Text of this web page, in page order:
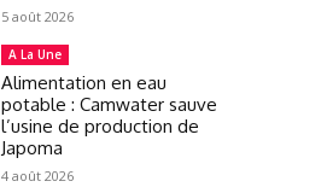
5 août 2026
A La Une
Alimentation en eau
potable : Camwater sauve
l’usine de production de
Japoma
4 août 2026